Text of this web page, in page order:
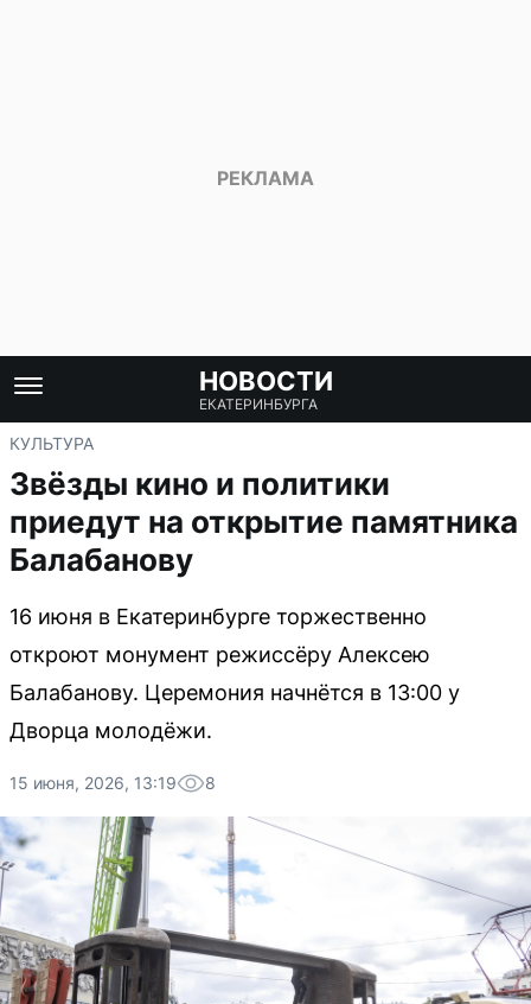
НОВОСТИ
ЕКАТЕРИНБУРГА
КУЛЬТУРА
Звёзды кино и политики
приедут на открытие памятника
Балабанову
16 июня в Екатеринбурге торжественно
откроют монумент режиссёру Алексею
Балабанову. Церемония начнётся в 13:00 у
Дворца молодёжи.
15 июня, 2026, 13:19 8